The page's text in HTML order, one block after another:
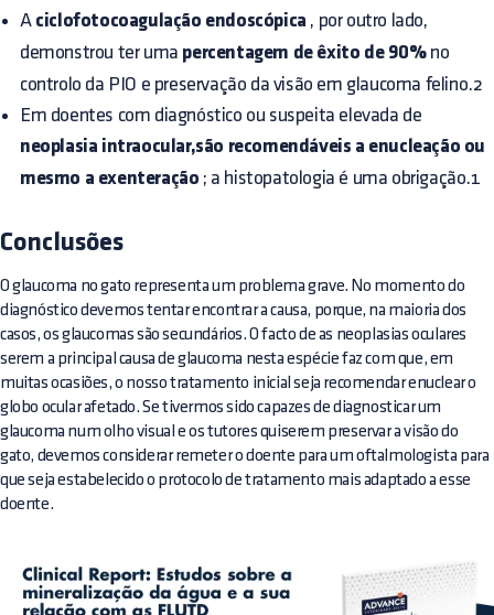
A ciclofotocoagulação endoscópica , por outro lado,
demonstrou ter uma percentagem de êxito de 90%no
controlo da PIO e preservação da visão em glaucoma felino.2
Em doentes com diagnóstico ou suspeita elevada de
neoplasia intraocular,são recomendáveis a enucleação ou
mesmo a exenteração ; a histopatologia é uma obrigação.1
Conclusões
O glaucoma no gato representa um problema grave. No momento do
diagnóstico devemos tentar encontrar a causa, porque, na maioria dos
casos, os glaucomas são secundários. O facto de as neoplasias oculares
serem a principal causa de glaucoma nesta espécie faz com que, em
muitas ocasiões, o nosso tratamento inicial seja recomendar enuclear o
globo ocular afetado. Se tivermos sido capazes de diagnosticar um
glaucoma num olho visual e os tutores quiserem preservar a visão do
gato, devemos considerar remeter o doente para um oftalmologista para
que seja estabelecido o protocolo de tratamento mais adaptado a esse
doente.